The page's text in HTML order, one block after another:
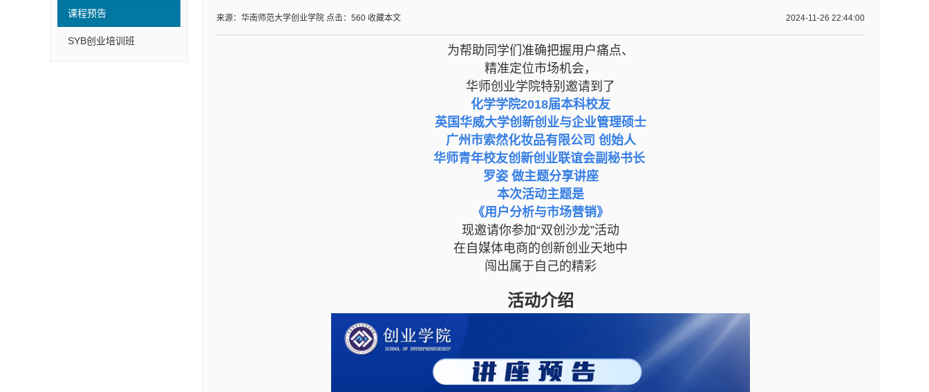
课程预告
SYB创业培训班
2024-11-26 22:44:00
来源：华南师范大学创业学院 点击： 560 收藏本文
为帮助同学们 准确把握用户痛点、
精准定位市场机会，
华师创业学院特别邀请到了
化学学院2018届本科校友
英国华威大学创新创业与企业管理硕士
广州市索然化妆品有限公司 创始人
华师青年校友创新创业联谊会副秘书长
罗姿 做主题分享讲座
本次活动主题是
《用户分析与市场营销》
现邀请你参加“双创沙龙”活动
在自媒体电商的创新创业天地中
闯出属于自己的精彩
活动介绍